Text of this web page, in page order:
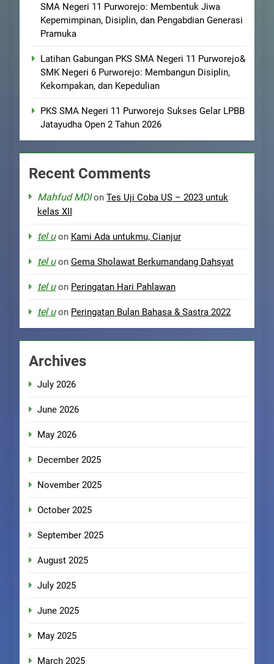
SMA Negeri 11 Purworejo: Membentuk Jiwa
Kepemimpinan, Disiplin, dan Pengabdian Generasi
Pramuka
Latihan Gabungan PKS SMA Negeri 11 Purworejo&
SMK Negeri 6 Purworejo: Membangun Disiplin,
Kekompakan, dan Kepedulian
PKS SMA Negeri 11 Purworejo Sukses Gelar LPBB
Jatayudha Open 2 Tahun 2026
Recent Comments
Mahfud MDIon Tes Uji Coba US – 2023 untuk
kelas XII
tel uon Kami Ada untukmu, Cianjur
tel uon Gema Sholawat Berkumandang Dahsyat
tel uon Peringatan Hari Pahlawan
tel uon Peringatan Bulan Bahasa & Sastra 2022
Archives
July 2026
June 2026
May 2026
December 2025
November 2025
October 2025
September 2025
August 2025
July 2025
June 2025
May 2025
March 2025